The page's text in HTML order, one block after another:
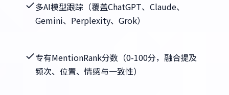
多AI模型跟踪（覆盖ChatGPT、Claude、
Gemini、Perplexity、Grok）
专有MentionRank分数（0-100分，融合提及
频次、位置、情感与一致性）